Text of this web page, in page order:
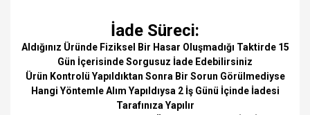
İade Süreci:
Aldığınız Üründe Fiziksel Bir Hasar Oluşmadığı Taktirde 15
Gün İçerisinde Sorgusuz İade Edebilirsiniz
Ürün Kontrolü Yapıldıktan Sonra Bir Sorun Görülmediyse
Hangi Yöntemle Alım Yapıldıysa 2 İş Günü İçinde İadesi
Tarafınıza Yapılır